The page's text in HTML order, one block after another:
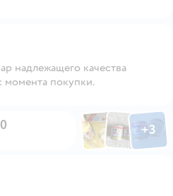
надлежащего качества
момента покупки.
0 ФотоФотоФото
+3
Открыть